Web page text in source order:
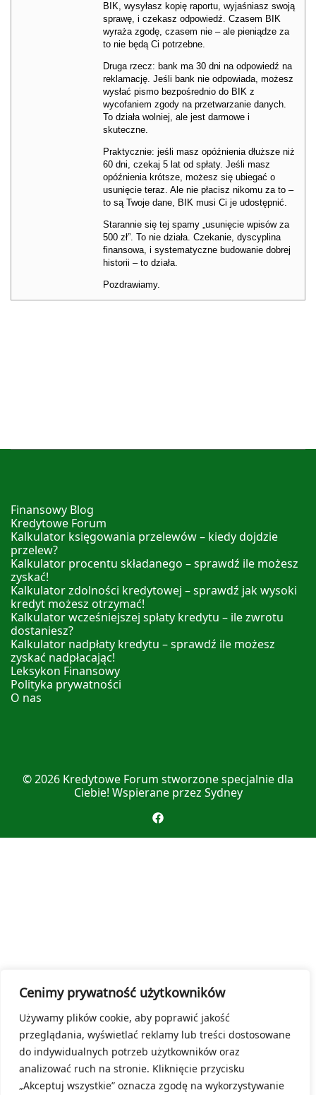
Cenimy prywatność użytkowników
Używamy plików cookie, aby poprawić jakość
przeglądania, wyświetlać reklamy lub treści dostosowane
do indywidualnych potrzeb użytkowników oraz
analizować ruch na stronie. Kliknięcie przycisku
„Akceptuj wszystkie” oznacza zgodę na wykorzystywanie
BIK, wysyłasz kopię raportu, wyjaśniasz swoją
sprawę, i czekasz odpowiedź. Czasem BIK
wyraża zgodę, czasem nie – ale pieniądze za
to nie będą Ci potrzebne.
Druga rzecz: bank ma 30 dni na odpowiedź na
reklamację. Jeśli bank nie odpowiada, możesz
wysłać pismo bezpośrednio do BIK z
wycofaniem zgody na przetwarzanie danych.
To działa wolniej, ale jest darmowe i
skuteczne.
Praktycznie: jeśli masz opóźnienia dłuższe niż
60 dni, czekaj 5 lat od spłaty. Jeśli masz
opóźnienia krótsze, możesz się ubiegać o
usunięcie teraz. Ale nie płacisz nikomu za to –
to są Twoje dane, BIK musi Ci je udostępnić.
Starannie się tej spamy „usunięcie wpisów za
500 zł”. To nie działa. Czekanie, dyscyplina
finansowa, i systematyczne budowanie dobrej
historii – to działa.
Pozdrawiamy.
Finansowy Blog
Kredytowe Forum
Kalkulator księgowania przelewów – kiedy dojdzie
przelew?
Kalkulator procentu składanego – sprawdź ile możesz
zyskać!
Kalkulator zdolności kredytowej – sprawdź jak wysoki
kredyt możesz otrzymać!
Kalkulator wcześniejszej spłaty kredytu – ile zwrotu
dostaniesz?
Kalkulator nadpłaty kredytu – sprawdź ile możesz
zyskać nadpłacając!
Leksykon Finansowy
Polityka prywatności
O nas
© 2026 Kredytowe Forum stworzone specjalnie dla
Ciebie! Wspierane przez Sydney